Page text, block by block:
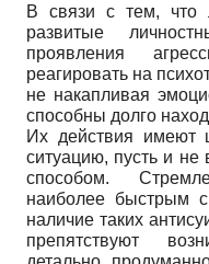
В связи с тем, что
развитые
проявления
реагировать на
не накапливая
способны долго
Их действия имеют
ситуацию, пусть и
способом.
наиболее быстрым
наличие таких
препятствуют